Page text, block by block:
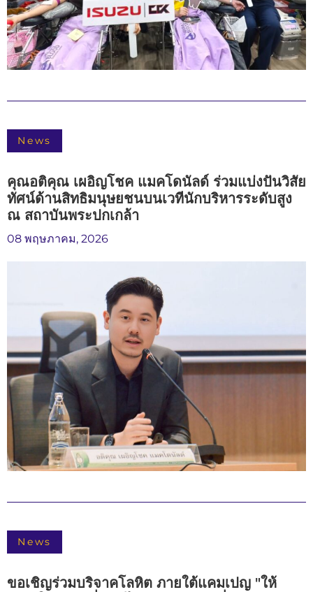
News
คุณอติคุณ เผอิญโชค แมคโดนัลด์ ร่วมแบ่งปันวิสัย
ทัศน์ด้านสิทธิมนุษยชนบนเวทีนักบริหารระดับสูง
ณ สถาบันพระปกเกล้า
08 พฤษภาคม, 2026
News
ขอเชิญร่วมบริจาคโลหิต ภายใต้แคมเปญ "ให้